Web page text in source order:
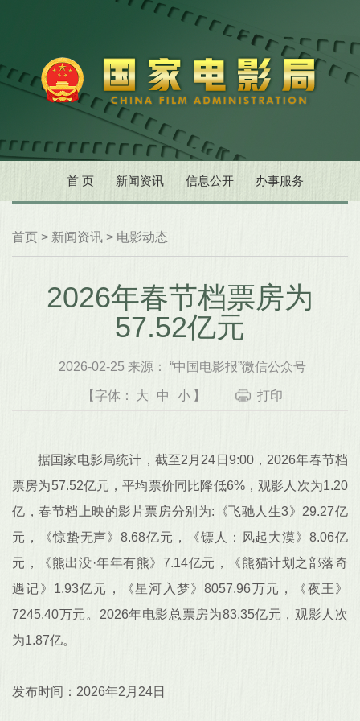
首 页 新闻资讯 信息公开 办事服务
首页 > 新闻资讯 > 电影动态
2026年春节档票房为
57.52亿元
2026-02-25 来源： “中国电影报”微信公众号
【字体： 大 中 小 】 打印
据国家电影局统计，截至2月24日9:00，2026年春节档
票房为57.52亿元，平均票价同比降低6%，观影人次为1.20
亿，春节档上映的影片票房分别为:《飞驰人生3》29.27亿
元，《惊蛰无声》8.68亿元，《镖人：风起大漠》8.06亿
元，《熊出没·年年有熊》7.14亿元，《熊猫计划之部落奇
遇记》1.93亿元，《星河入梦》8057.96万元，《夜王》
7245.40万元。2026年电影总票房为83.35亿元，观影人次
为1.87亿。
发布时间：2026年2月24日